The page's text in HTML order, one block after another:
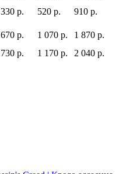
330 р. 520 р.
910 р.
670 р. 1 070 р.
1 870 р.
730 р. 1 170 р. 2 040 р.